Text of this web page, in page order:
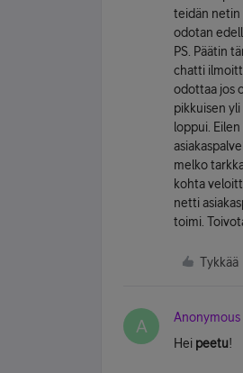
teidän netin
odotan
PS. Päätin
chatti
odottaa jos
pikkuisen
loppui.
melko
kohta
netti
toimi.
Tykkää
A Anonymous
Hei peetu!